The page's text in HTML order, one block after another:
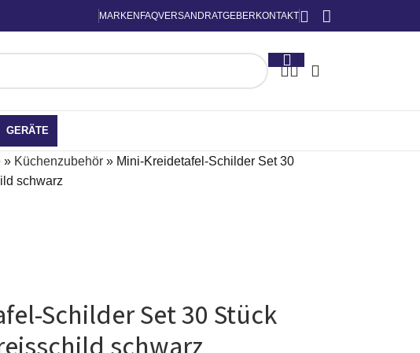
MARKEN FAQVERSAND RATGEBER KONTAKT
GERÄTE
» Küchenzubehör» Mini-Kreidetafel-Schilder Set 30
schwarz
Schilder Set 30 Stück
schwarz